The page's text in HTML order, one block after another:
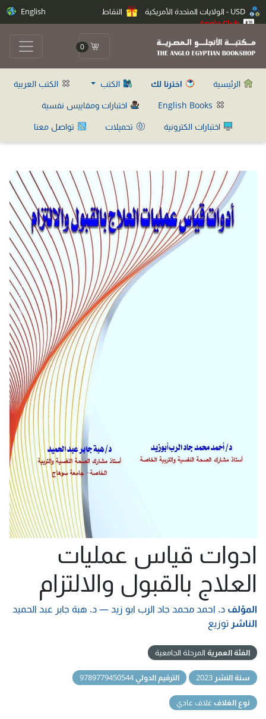
النقاط
Anglo Club
English
0
الرئيسية اخترنا لك الكتب
الكتب العربية
اختبارات ومقاييس نفسية
اختبارات الكترونية
تحميلات تواصل معنا
ادوات قياس عمليات
العلاج بالقبول والالتزام
المؤلف د. احمد محمد جاد الرب ابو زيد—د. هبة جابر عبد الحميد
الناشر توزيع
الفئة العمرية المرحلة الجامعية
سنة النشر الترقيم الدولي
نوع الغلاف غلاف عادي